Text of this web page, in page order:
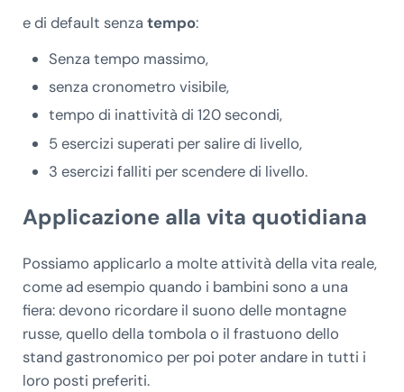
e di default senza tempo:
Senza tempo massimo,
senza cronometro visibile,
tempo di inattività di 120 secondi,
5 esercizi superati per salire di livello,
3 esercizi falliti per scendere di livello.
Applicazione alla vita quotidiana
Possiamo applicarlo a molte attività della vita reale,
come ad esempio quando i bambini sono a una
fiera: devono ricordare il suono delle montagne
russe, quello della tombola o il frastuono dello
stand gastronomico per poi poter andare in tutti i
loro posti preferiti.